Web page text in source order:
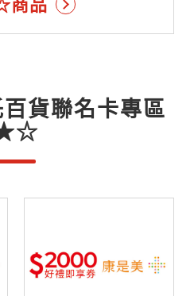
品
貨聯名卡專區